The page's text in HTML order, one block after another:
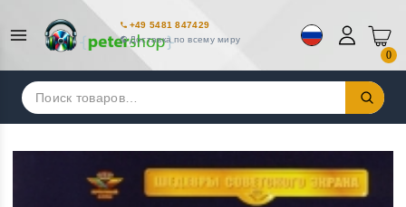
+49 5481 847429
Доставка по всему миру
0
Искать: